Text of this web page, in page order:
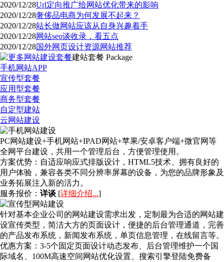
2020/12/28Url定向推广给网站优化带来的影响
2020/12/28奢侈品电商为何发展不起来？
2020/12/28站长做网站应该从自身兴趣着手
2020/12/28网站seo谈收录，看五点
2020/12/28国外网页设计资源网站推荐
建站套餐 Package
手机网站APP
宣传型套餐
应用型套餐
商务型套餐
自定型建站
云网站建设
PC网站建设+手机网站+IPAD网站+苹果/安卓客户端+微官网等
全网平台建设，共用一个管理后台，方便管理使用。
方案优势： 自适应响应式排版设计，HTML5技术、拥有良好的
用户体验，兼容各类不同分辨率屏幕的设备，为您的品牌形象及
业务拓展注入新的活力。
服务报价： 详谈 [详细介绍...]
针对基本企业公司的网站建设需求出发，定制最为合适的网站建
设宣传类型，简洁大方的页面设计，便捷的后台管理通道，完善
的产品发布系统，新闻发布系统，单页信息管理，在线留言等。
优惠方案： 3-5个固定页面设计动态发布、后台管理维护一个国
际域名、100M高速空间网站优化设置、搜索引擎登陆免费备